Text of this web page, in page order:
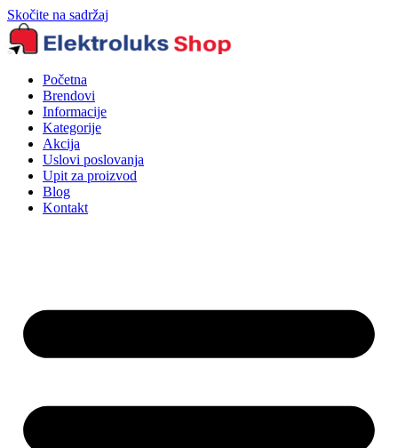
Skočite na sadržaj
Početna
Brendovi
Informacije
Kategorije
Akcija
Uslovi poslovanja
Upit za proizvod
Blog
Kontakt